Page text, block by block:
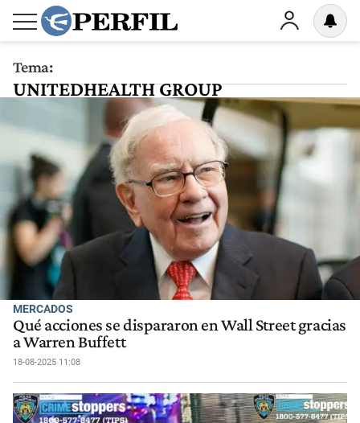
Tema:
UNITEDHEALTH GROUP
MERCADOS
Qué acciones se dispararon en Wall Street gracias
a Warren Buffett
18-08-2025 11:08